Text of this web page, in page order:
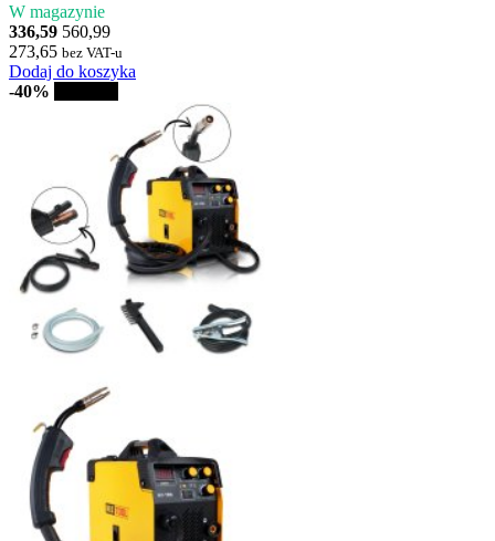
W magazynie
336,59 560,99
273,65 bez VAT-u
Dodaj do koszyka
-40%